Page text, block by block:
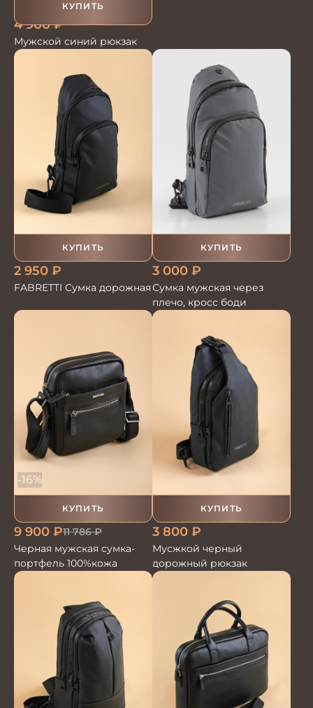
КУПИТЬ
4 900₽
Мужской синий рюкзак
КУПИТЬ
2 950 ₽
FABRETTI Сумка дорожная
КУПИТЬ
3 000 ₽
Сумка мужская через
плечо, кросс боди
КУПИТЬ
-16%
9 900 ₽11 786₽
Черная мужская сумка-
портфель 100%кожа
КУПИТЬ
3 800 ₽
Мусжкой черный
дорожный рюкзак